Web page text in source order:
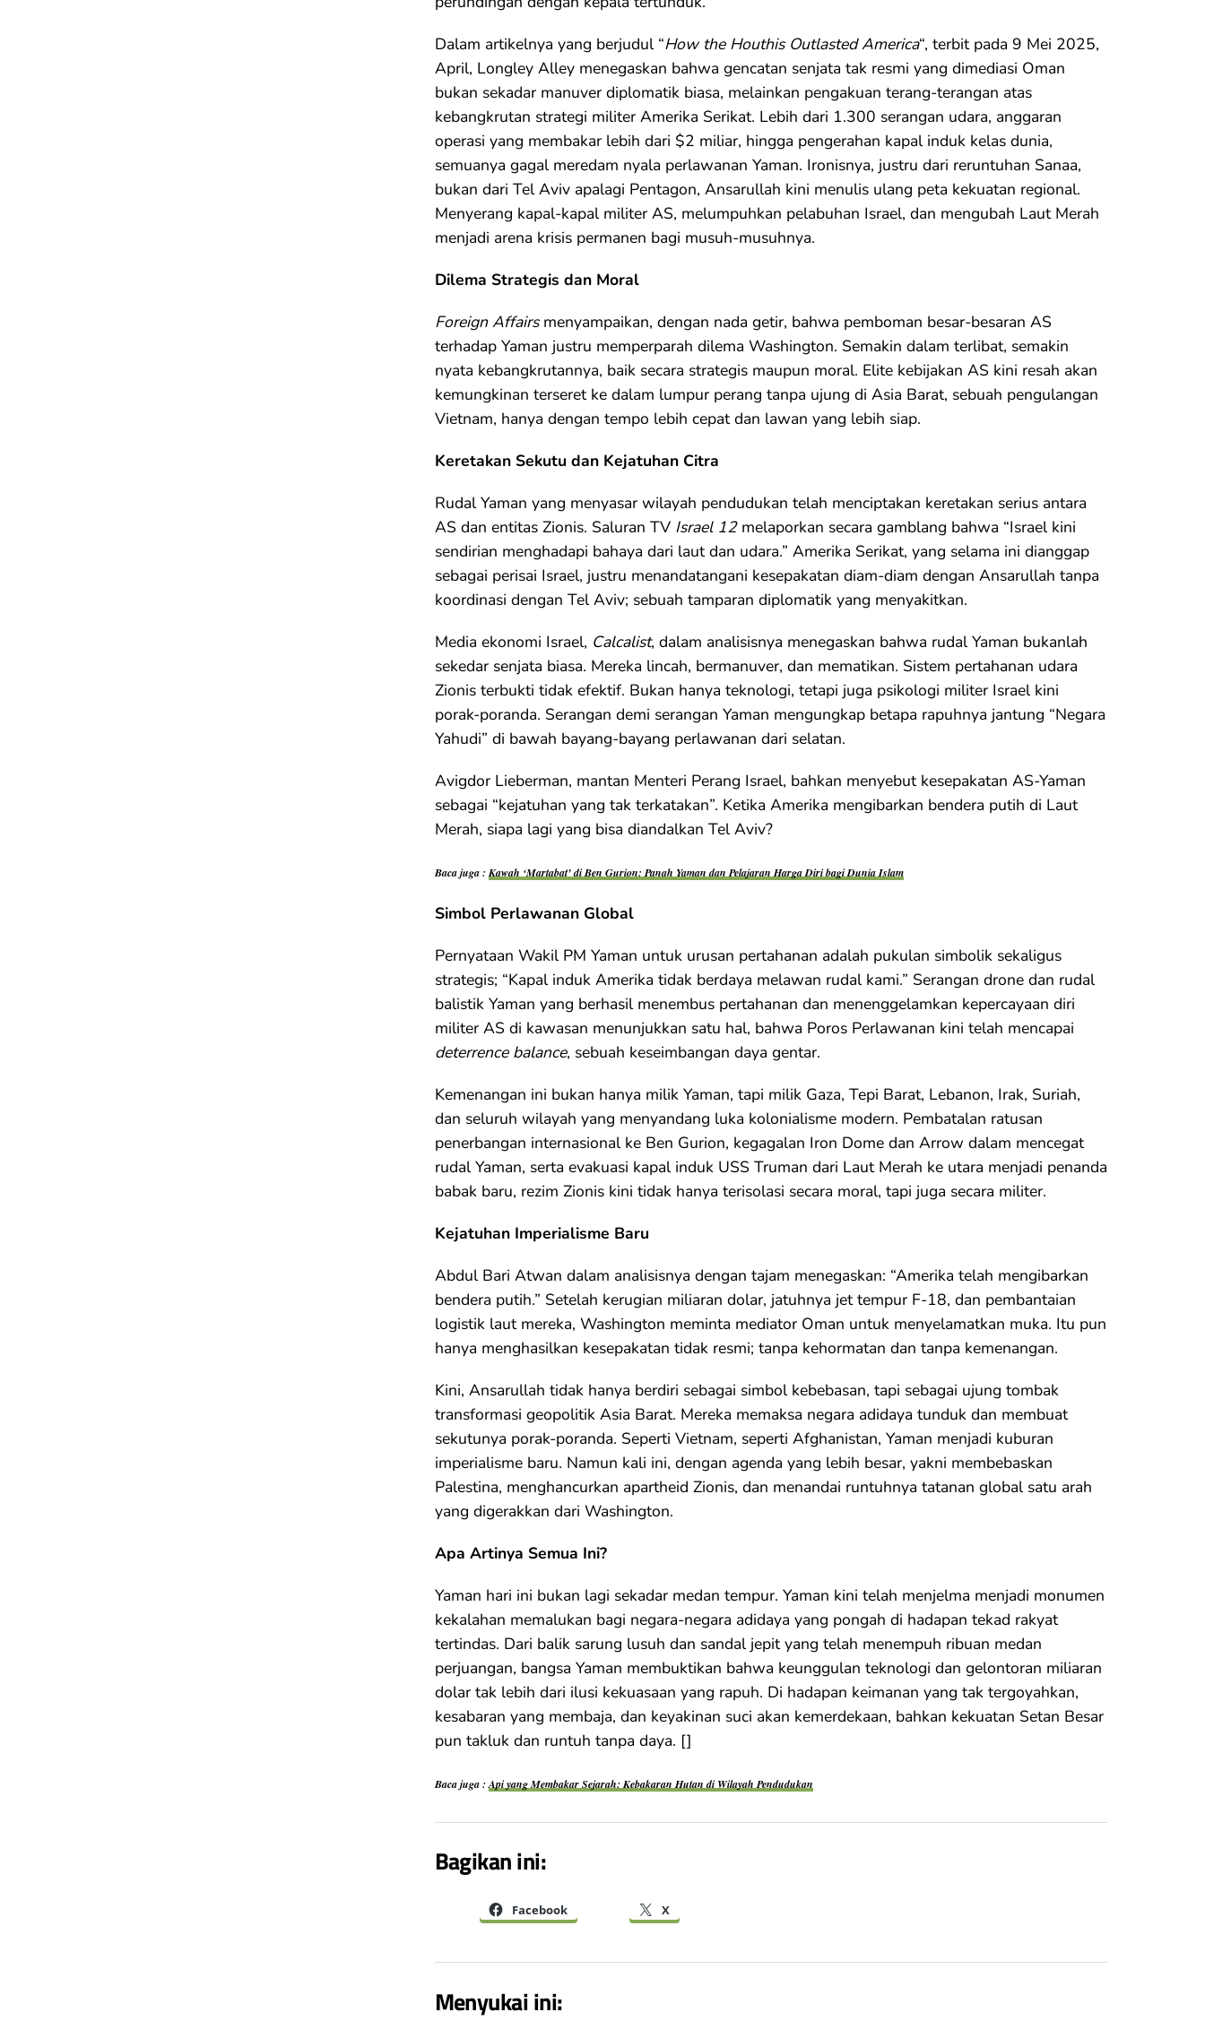
Dalam artikelnya yang berjudul “How the Houthis Outlasted America“, terbit pada 9 Mei 2025,
April, Longley Alley menegaskan bahwa gencatan senjata tak resmi yang dimediasi Oman
bukan sekadar manuver diplomatik biasa, melainkan pengakuan terang-terangan atas
kebangkrutan strategi militer Amerika Serikat. Lebih dari 1.300 serangan udara, anggaran
operasi yang membakar lebih dari $2 miliar, hingga pengerahan kapal induk kelas dunia,
semuanya gagal meredam nyala perlawanan Yaman. Ironisnya, justru dari reruntuhan Sanaa,
bukan dari Tel Aviv apalagi Pentagon, Ansarullah kini menulis ulang peta kekuatan regional.
Menyerang kapal-kapal militer AS, melumpuhkan pelabuhan Israel, dan mengubah Laut Merah
menjadi arena krisis permanen bagi musuh-musuhnya.
Dilema Strategis dan Moral
Foreign Affairsmenyampaikan, dengan nada getir, bahwa pemboman besar-besaran AS
terhadap Yaman justru memperparah dilema Washington. Semakin dalam terlibat, semakin
nyata kebangkrutannya, baik secara strategis maupun moral. Elite kebijakan AS kini resah akan
kemungkinan terseret ke dalam lumpur perang tanpa ujung di Asia Barat, sebuah pengulangan
Vietnam, hanya dengan tempo lebih cepat dan lawan yang lebih siap.
Keretakan Sekutu dan Kejatuhan Citra
Rudal Yaman yang menyasar wilayah pendudukan telah menciptakan keretakan serius antara
AS dan entitas Zionis. Saluran TV Israel 12melaporkan secara gamblang bahwa “Israel kini
sendirian menghadapi bahaya dari laut dan udara.” Amerika Serikat, yang selama ini dianggap
sebagai perisai Israel, justru menandatangani kesepakatan diam-diam dengan Ansarullah tanpa
koordinasi dengan Tel Aviv; sebuah tamparan diplomatik yang menyakitkan.
Media ekonomi Israel, Calcalist, dalam analisisnya menegaskan bahwa rudal Yaman bukanlah
sekedar senjata biasa. Mereka lincah, bermanuver, dan mematikan. Sistem pertahanan udara
Zionis terbukti tidak efektif. Bukan hanya teknologi, tetapi juga psikologi militer Israel kini
porak-poranda. Serangan demi serangan Yaman mengungkap betapa rapuhnya jantung “Negara
Yahudi” di bawah bayang-bayang perlawanan dari selatan.
Avigdor Lieberman, mantan Menteri Perang Israel, bahkan menyebut kesepakatan AS-Yaman
sebagai “kejatuhan yang tak terkatakan”. Ketika Amerika mengibarkan bendera putih di Laut
Merah, siapa lagi yang bisa diandalkan Tel Aviv?
Baca juga : Kawah ‘Martabat’ di Ben Gurion: Panah Yaman dan Pelajaran Harga Diri bagi Dunia Islam
Simbol Perlawanan Global
Pernyataan Wakil PM Yaman untuk urusan pertahanan adalah pukulan simbolik sekaligus
strategis; “Kapal induk Amerika tidak berdaya melawan rudal kami.” Serangan drone dan rudal
balistik Yaman yang berhasil menembus pertahanan dan menenggelamkan kepercayaan diri
militer AS di kawasan menunjukkan satu hal, bahwa Poros Perlawanan kini telah mencapai
deterrence balance, sebuah keseimbangan daya gentar.
Kemenangan ini bukan hanya milik Yaman, tapi milik Gaza, Tepi Barat, Lebanon, Irak, Suriah,
dan seluruh wilayah yang menyandang luka kolonialisme modern. Pembatalan ratusan
penerbangan internasional ke Ben Gurion, kegagalan Iron Dome dan Arrow dalam mencegat
rudal Yaman, serta evakuasi kapal induk USS Truman dari Laut Merah ke utara menjadi penanda
babak baru, rezim Zionis kini tidak hanya terisolasi secara moral, tapi juga secara militer.
Kejatuhan Imperialisme Baru
Abdul Bari Atwan dalam analisisnya dengan tajam menegaskan: “Amerika telah mengibarkan
bendera putih.” Setelah kerugian miliaran dolar, jatuhnya jet tempur F-18, dan pembantaian
logistik laut mereka, Washington meminta mediator Oman untuk menyelamatkan muka. Itu pun
hanya menghasilkan kesepakatan tidak resmi; tanpa kehormatan dan tanpa kemenangan.
Kini, Ansarullah tidak hanya berdiri sebagai simbol kebebasan, tapi sebagai ujung tombak
transformasi geopolitik Asia Barat. Mereka memaksa negara adidaya tunduk dan membuat
sekutunya porak-poranda. Seperti Vietnam, seperti Afghanistan, Yaman menjadi kuburan
imperialisme baru. Namun kali ini, dengan agenda yang lebih besar, yakni membebaskan
Palestina, menghancurkan apartheid Zionis, dan menandai runtuhnya tatanan global satu arah
yang digerakkan dari Washington.
Apa Artinya Semua Ini?
Yaman hari ini bukan lagi sekadar medan tempur. Yaman kini telah menjelma menjadi monumen
kekalahan memalukan bagi negara-negara adidaya yang pongah di hadapan tekad rakyat
tertindas. Dari balik sarung lusuh dan sandal jepit yang telah menempuh ribuan medan
perjuangan, bangsa Yaman membuktikan bahwa keunggulan teknologi dan gelontoran miliaran
dolar tak lebih dari ilusi kekuasaan yang rapuh. Di hadapan keimanan yang tak tergoyahkan,
kesabaran yang membaja, dan keyakinan suci akan kemerdekaan, bahkan kekuatan Setan Besar
pun takluk dan runtuh tanpa daya. []
Baca juga :Api yang Membakar Sejarah: Kebakaran Hutan di Wilayah Pendudukan
Bagikan ini:
Facebook X
Menyukai ini: